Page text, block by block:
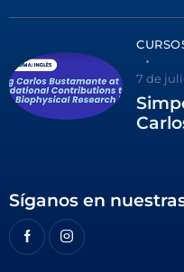
7 de
Síganos en